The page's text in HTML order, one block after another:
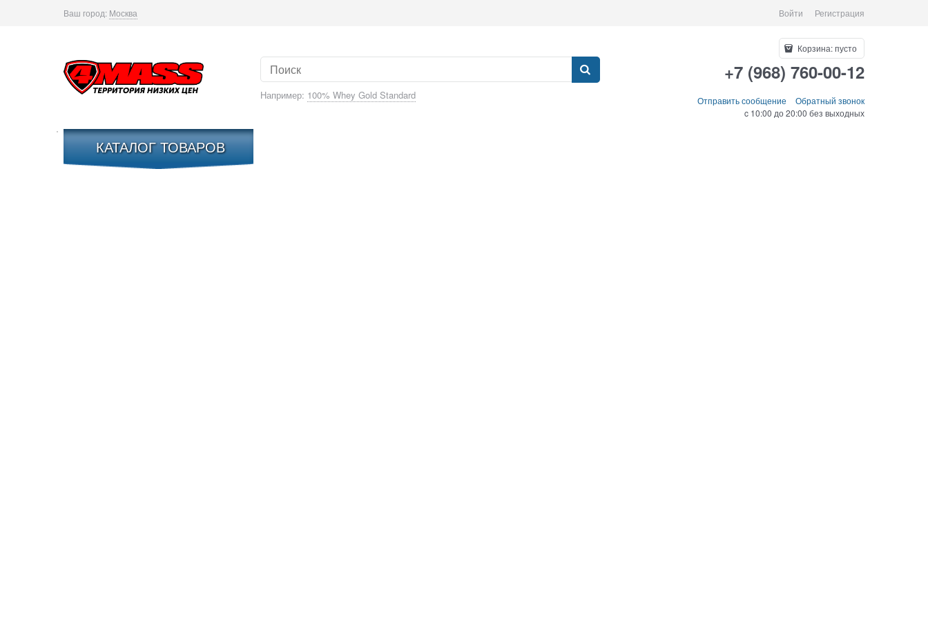
Ваш город: Москва Войти Регистрация
Например: 100% Whey Gold Standard
Корзина:пусто
+7 (968) 760-00-12
Отправить сообщение
Обратный звонок
c 10:00 до 20:00 без выходных
КАТАЛОГ ТОВАРОВ